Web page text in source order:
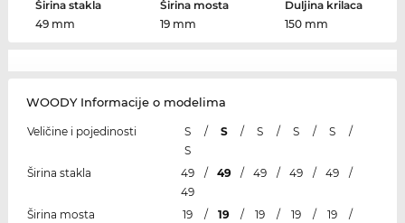
Širina stakla
49 mm
Širina mosta
19 mm
Duljina krilaca
150 mm
WOODY Informacije o modelima
Veličine i pojedinosti S / S / S / S / S
/
S
Širina stakla
49 / 49 / 49 / 49 / 49
/
49
Širina mosta
19 / 19 / 19 / 19 / 19
/